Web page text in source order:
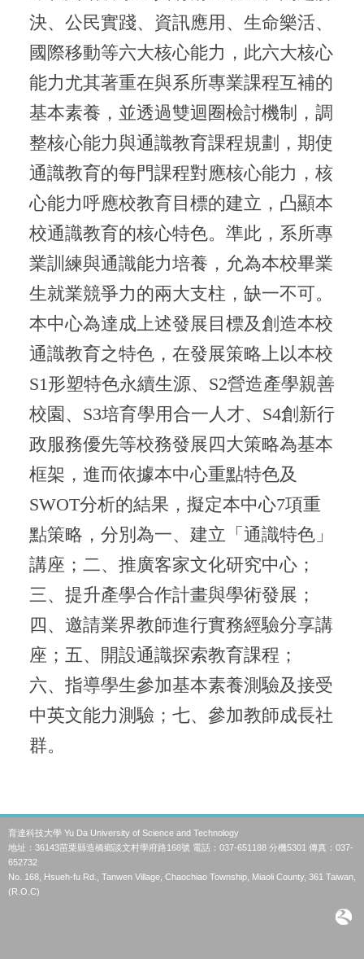
決、公民實踐、資訊應用、生命樂活、
國際移動等六大核心能力，此六大核心
能力尤其著重在與系所專業課程互補的
基本素養，並透過雙迴圈檢討機制，調
整核心能力與通識教育課程規劃，期使
通識教育的每門課程對應核心能力，核
心能力呼應校教育目標的建立，凸顯本
校通識教育的核心特色。準此，系所專
業訓練與通識能力培養，允為本校畢業
生就業競爭力的兩大支柱，缺一不可。
本中心為達成上述發展目標及創造本校
通識教育之特色，在發展策略上以本校
S1形塑特色永續生源、S2營造產學親善
校園、S3培育學用合一人才、S4創新行
政服務優先等校務發展四大策略為基本
框架，進而依據本中心重點特色及
SWOT分析的結果，擬定本中心7項重
點策略，分別為一、建立「通識特色」
講座；二、推廣客家文化研究中心；
三、提升產學合作計畫與學術發展；
四、邀請業界教師進行實務經驗分享講
座；五、開設通識探索教育課程；
六、指導學生參加基本素養測驗及接受
中英文能力測驗；七、參加教師成長社
群。
育達科技大學 Yu Da University of Science and Technology
地址：36143苗栗縣造橋鄉談文村學府路168號 電話：037-651188 分機5301 傳真：037-
652732
No. 168, Hsueh-fu Rd., Tanwen Village, Chaochiao Township, Miaoli County, 361 Taiwan,
(R.O.C)